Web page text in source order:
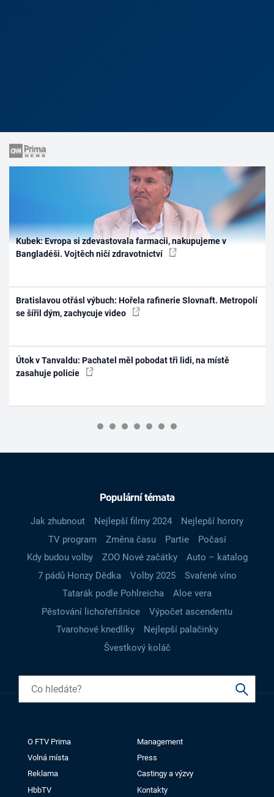
Kubek: Evropa si zdevastovala farmacii, nakupujeme v
Bangladéši. Vojtěch ničí zdravotnictví
Bratislavou otřásl výbuch: Hořela rafinerie Slovnaft. Metropolí
se šířil dým, zachycuje video
Útok v Tanvaldu: Pachatel měl pobodat tři lidi, na místě
zasahuje policie
Populární témata
Jak zhubnout Nejlepší filmy 2024
Nejlepší horory
TV program
Změna času Partie
Počasí
Kdy budou volby
ZOO Nové začátky
Auto – katalog
7 pádů Honzy Dědka
Volby 2025
Svařené víno
Tatarák podle Pohlreicha
Aloe vera
Pěstování lichořeřišnice
Výpočet ascendentu
Tvarohové knedlíky
Nejlepší palačinky
Švestkový koláč
O FTV Prima
Management
Volná místa
Press
Reklama
Castingy a výzvy
HbbTV
Kontakty